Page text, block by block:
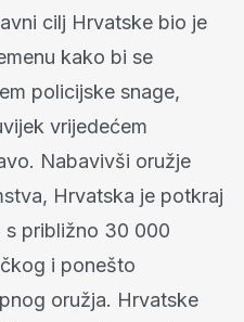
cilj Hrvatske bio je
kako bi se
policijske snage,
vrijedećem
Nabavivši oružje
Hrvatska je potkraj
s približno 30 000
i ponešto
oružja. Hrvatske